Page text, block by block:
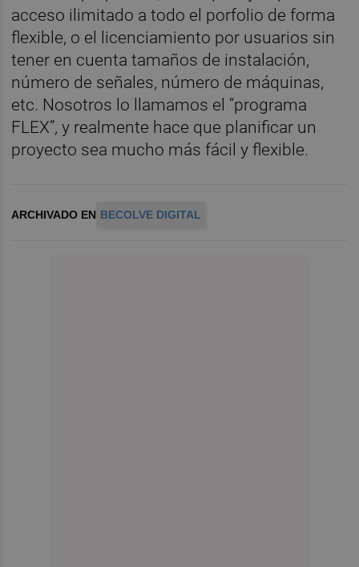
acceso ilimitado a todo el porfolio de forma
flexible, o el licenciamiento por usuarios sin
tener en cuenta tamaños de instalación,
número de señales, número de máquinas,
etc. Nosotros lo llamamos el “programa
FLEX”, y realmente hace que planificar un
proyecto sea mucho más fácil y flexible.
ARCHIVADO EN BECOLVE DIGITAL